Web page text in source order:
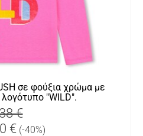
σε φούξια χρώμα με
"WILD".
€
€ (-40%)